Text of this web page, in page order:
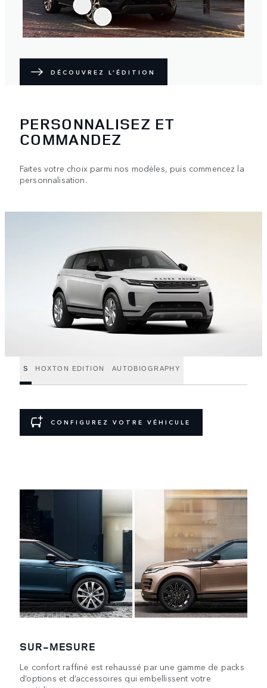
DÉCOUVREZ L’ÉDITION
PERSONNALISEZ ET
COMMANDEZ
Faites votre choix parmi nos modèles, puis commencez la
personnalisation.
S HOXTON EDITION AUTOBIOGRAPHY
CONFIGUREZ VOTRE VÉHICULE
SUR-MESURE
Le confort raffiné est rehaussé par une gamme de packs
d’options et d’accessoires qui embellissent votre